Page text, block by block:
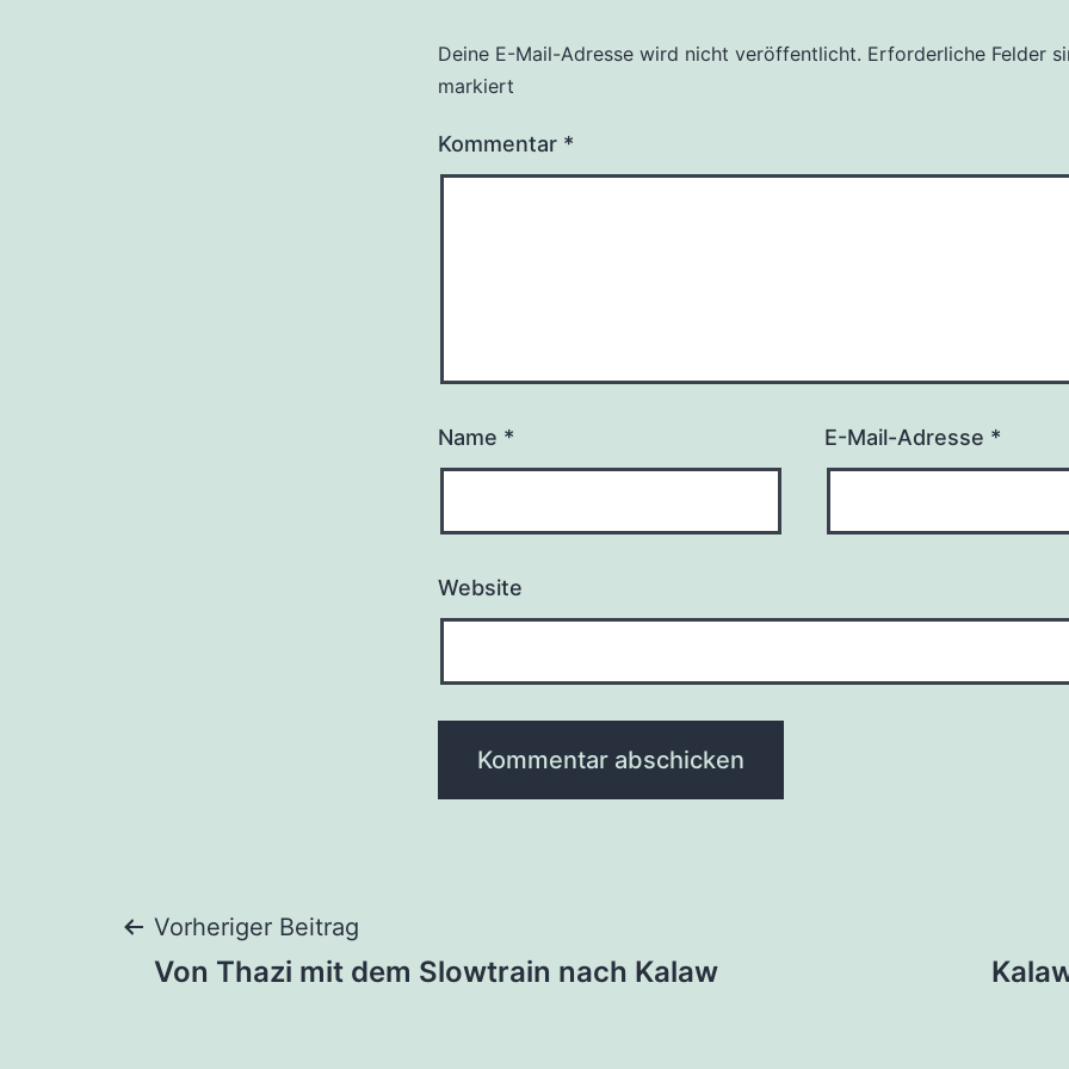
Deine E-Mail-Adresse wird nicht veröffentlicht. Erforderliche Felder
markiert
Kommentar *
Name * E-Mail-Adresse *
Website
Beitragsnavigation
Vorheriger Beitrag
Von Thazi mit dem Slowtrain nach Kalaw